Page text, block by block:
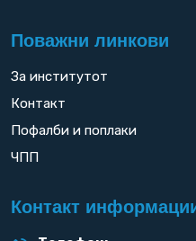
Поважни линкови
За институтот
Контакт
Пофалби и поплаки
ЧПП
Контакт